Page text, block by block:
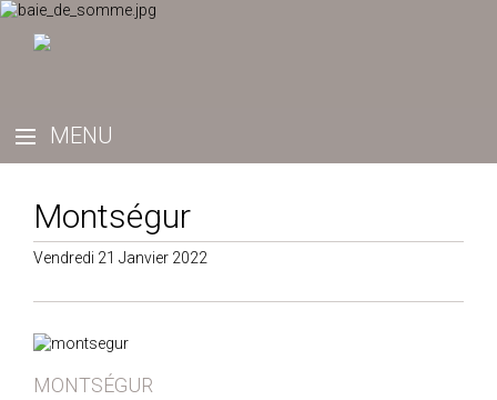
Montségur
Vendredi 21 Janvier 2022
MONTSÉGUR